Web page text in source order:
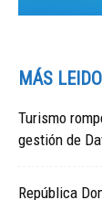
MÁS
Turismo
gestión de
República